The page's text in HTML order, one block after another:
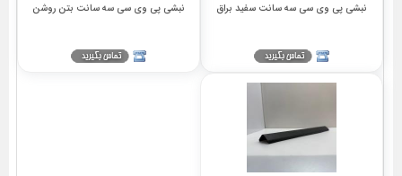
نبشی پی وی سی سه سانت سفید براق نبشی پی وی سی سه سانت بتن روشن